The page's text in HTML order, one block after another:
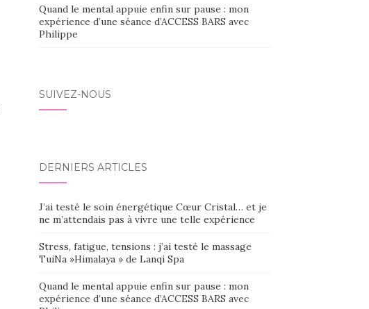
Quand le mental appuie enfin sur pause : mon
expérience d’une séance d’ACCESS BARS avec
Philippe
SUIVEZ-NOUS
DERNIERS ARTICLES
J’ai testé le soin énergétique Cœur Cristal… et je
ne m’attendais pas à vivre une telle expérience
Stress, fatigue, tensions : j’ai testé le massage
TuiNa »Himalaya » de Lanqi Spa
Quand le mental appuie enfin sur pause : mon
expérience d’une séance d’ACCESS BARS avec